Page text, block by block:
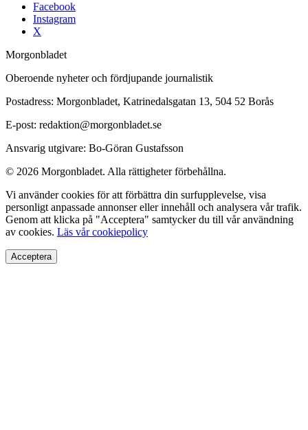
Facebook
Instagram
X
Morgonbladet
Oberoende nyheter och fördjupande journalistik
Postadress: Morgonbladet, Katrinedalsgatan 13, 504 52 Borås
E-post: redaktion@morgonbladet.se
Ansvarig utgivare: Bo-Göran Gustafsson
© 2026 Morgonbladet. Alla rättigheter förbehållna.
Vi använder cookies för att förbättra din surfupplevelse, visa
personligt anpassade annonser eller innehåll och analysera vår trafik.
Genom att klicka på "Acceptera" samtycker du till vår användning
av cookies. Läs vår cookiepolicy
Acceptera